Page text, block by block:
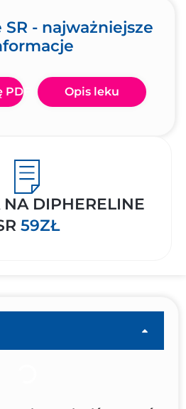
- najważniejsze
Opis leku
NA DIPHERELINE
59ZŁ